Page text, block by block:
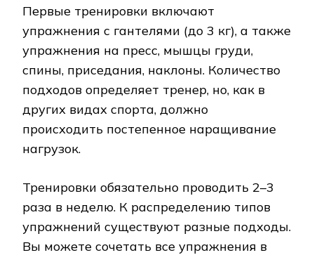
Первые тренировки включают
упражнения с гантелями (до 3 кг), а также
упражнения на пресс, мышцы груди,
спины, приседания, наклоны. Количество
подходов определяет тренер, но, как в
других видах спорта, должно
происходить постепенное наращивание
нагрузок.
Тренировки обязательно проводить 2–3
раза в неделю. К распределению типов
упражнений существуют разные подходы.
Вы можете сочетать все упражнения в